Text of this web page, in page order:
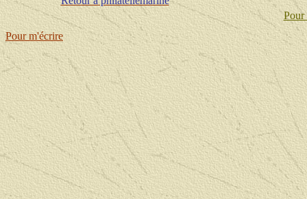
Pour
Pour m'écrire